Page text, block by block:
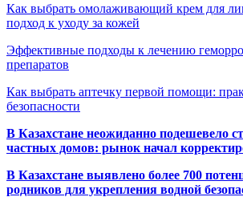
Как выбрать омолаживающий крем для
подход к уходу за кожей
Эффективные подходы к лечению
препаратов
Как выбрать аптечку первой помощи:
безопасности
В Казахстане неожиданно подешевело
частных домов: рынок начал
В Казахстане выявлено более 700
родников для укрепления водной